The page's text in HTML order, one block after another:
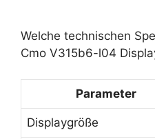
Welche technischen
Cmo V315b6-l04
Parameter
Displaygröße